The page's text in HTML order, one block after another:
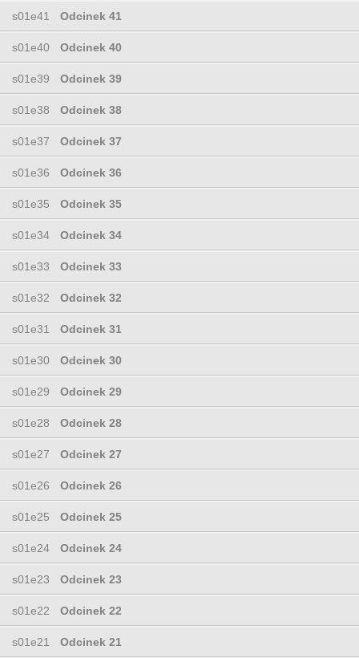
s01e41 Odcinek 41
s01e40 Odcinek 40
s01e39 Odcinek 39
s01e38 Odcinek 38
s01e37 Odcinek 37
s01e36 Odcinek 36
s01e35 Odcinek 35
s01e34 Odcinek 34
s01e33 Odcinek 33
s01e32 Odcinek 32
s01e31 Odcinek 31
s01e30 Odcinek 30
s01e29 Odcinek 29
s01e28 Odcinek 28
s01e27 Odcinek 27
s01e26 Odcinek 26
s01e25 Odcinek 25
s01e24 Odcinek 24
s01e23 Odcinek 23
s01e22 Odcinek 22
s01e21 Odcinek 21